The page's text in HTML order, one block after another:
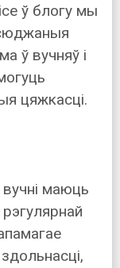
ў блогу мы
ў вучняў і
цяжкасці.
маюць